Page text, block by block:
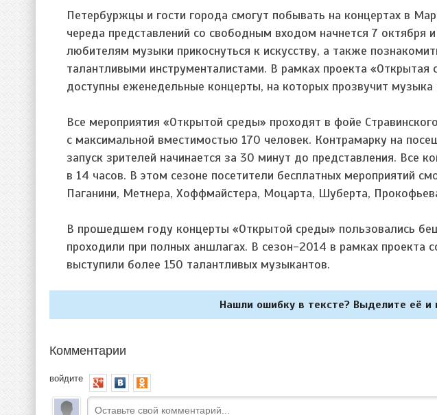
Петербуржцы и гости города смогут побывать на концертах в
череда представлений со свободным входом начнется 7 октября
любителям музыки прикоснуться к искусству, а также
талантливыми инструменталистами. В рамках проекта
доступны еженедельные концерты, на которых прозвучит
Все мероприятия «Открытой среды» проходят в фойе
с максимальной вместимостью 170 человек. Контрамарку на
запуск зрителей начинается за 30 минут до представления. Все
в 14 часов. В этом сезоне посетители бесплатных мероприятий
Паганини, Метнера, Хоффмайстера, Моцарта, Шуберта,
В прошедшем году концерты «Открытой среды» пользовались
проходили при полных аншлагах. В сезон-2014 в рамках проекта
выступили более 150 талантливых музыкантов.
Нашли ошибку в тексте? Выделите её и
Комментарии
войдите